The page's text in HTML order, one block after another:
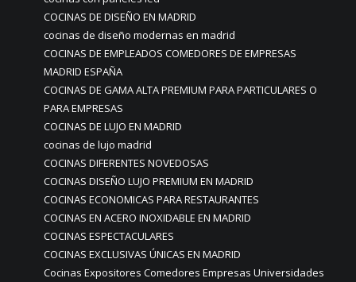
COCINAS DE DISEÑO EN MADRID
cocinas de diseño modernas en madrid
COCINAS DE EMPLEADOS COMEDORES DE EMPRESAS
MADRID ESPAÑA
COCINAS DE GAMA ALTA PREMIUM PARA PARTICULARES O
PARA EMPRESAS
COCINAS DE LUJO EN MADRID
cocinas de lujo madrid
COCINAS DIFERENTES NOVEDOSAS
COCINAS DISEÑO LUJO PREMIUM EN MADRID
COCINAS ECONOMICAS PARA RESTAURANTES
COCINAS EN ACERO INOXIDABLE EN MADRID
COCINAS ESPECTACULARES
COCINAS EXCLUSIVAS ÚNICAS EN MADRID
Cocinas Expositores Comedores Empresas Universidades